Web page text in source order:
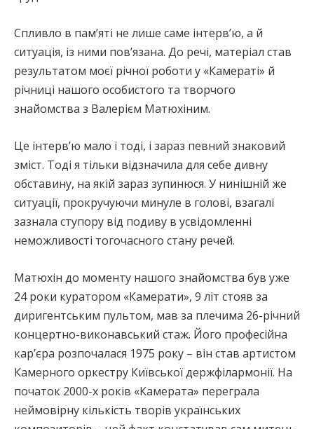
Спливло в пам’яті не лише саме інтерв’ю, а й
ситуація, із ними пов’язана. До речі, матеріал став
результатом моєї річної роботи у «Камераті» й
річниці нашого особистого та творчого
знайомства з Валерієм Матюхіним.
Це інтерв’ю мало і тоді, і зараз певний знаковий
зміст. Тоді я тільки відзначила для себе дивну
обставину, на якій зараз зупинюся. У нинішній же
ситуації, прокручуючи минуле в голові, взагалі
зазнала ступору від подиву в усвідомленні
неможливості тогочасного стану речей.
Матюхін до моменту нашого знайомства був уже
24 роки куратором «Камерати», 9 літ стояв за
диригентським пультом, мав за плечима 26-річний
концертно-виконавський стаж. Його професійна
кар’єра розпочалася 1975 року – він став артистом
Камерного оркестру Київської держфілармонії. На
початок 2000-х років «Камерата» переграла
неймовірну кількість творів українських